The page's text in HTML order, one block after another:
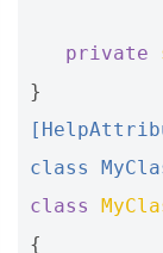
private
}
class
class
{